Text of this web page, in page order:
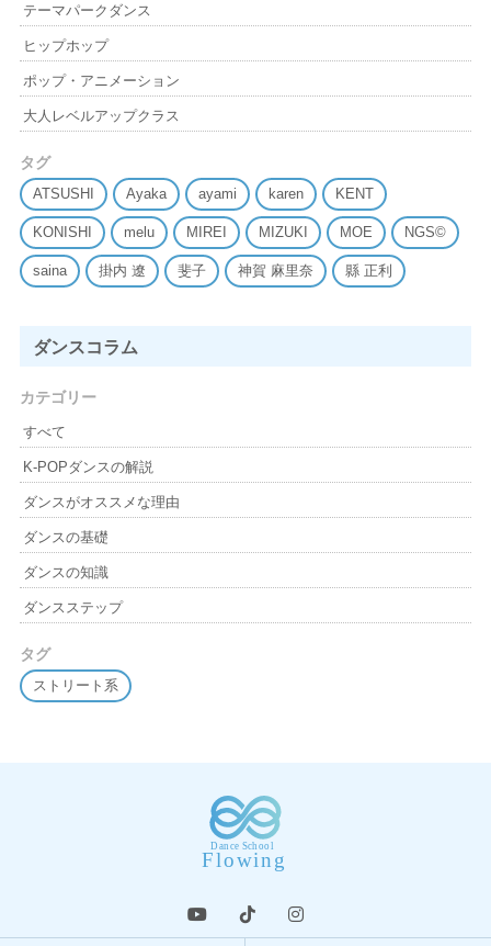
テーマパークダンス
ヒップホップ
ポップ・アニメーション
大人レベルアップクラス
タグ
ATSUSHI Ayaka ayami karen KENT
KONISHI melu MIREI MIZUKI MOE NGS©
saina 掛内 遼 斐子 神賀 麻里奈 縣 正利
ダンスコラム
カテゴリー
すべて
K-POPダンスの解説
ダンスがオススメな理由
ダンスの基礎
ダンスの知識
ダンスステップ
タグ
ストリート系